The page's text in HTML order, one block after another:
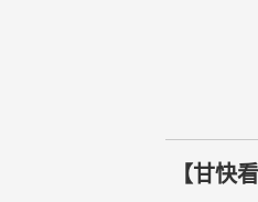
【甘快